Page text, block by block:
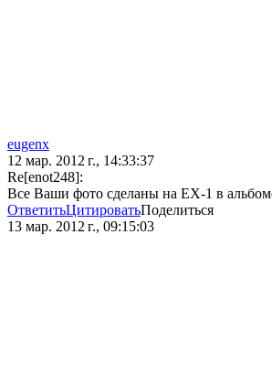
eugenx
12 мар. 2012 г., 14:33:37
Re[enot248]:
Все Ваши фото сделаны на EX-1 в
ОтветитьЦитироватьПоделиться
13 мар. 2012 г., 09:15:03